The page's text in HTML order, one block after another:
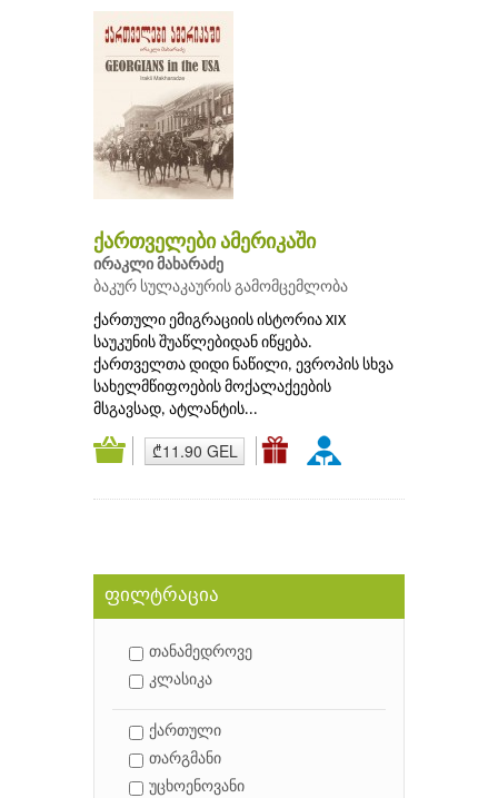
ქართველები ამერიკაში
ირაკლი მახარაძე
ბაკურ სულაკაურის გამომცემლობა
ქართული ემიგრაციის ისტორია XIX
საუკუნის შუაწლებიდან იწყება.
ქართველთა დიდი ნაწილი, ევროპის სხვა
სახელმწიფოების მოქალაქეების
მსგავსად, ატლანტის...
₾11.90 GEL
ფილტრაცია
თანამედროვე
კლასიკა
ქართული
თარგმანი
უცხოენოვანი